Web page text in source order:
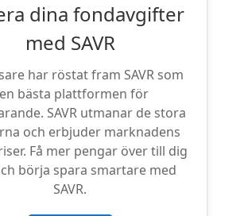
dina fondavgifter
med SAVR
har röstat fram SAVR som
bästa plattformen för
SAVR utmanar de stora
och erbjuder marknadens
Få mer pengar över till dig
börja spara smartare med
SAVR.